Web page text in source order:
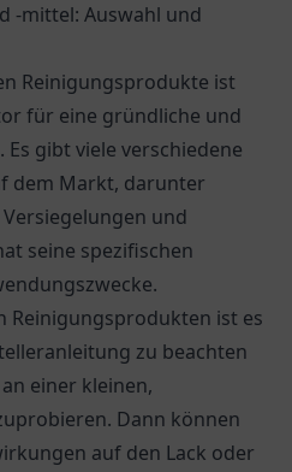
-mittel: Auswahl und
Reinigungsprodukte ist
für eine gründliche und
gibt viele verschiedene
dem Markt, darunter
und
seine spezifischen
Reinigungsprodukten ist es
zu beachten
einer kleinen,
Dann können
auf den Lack oder